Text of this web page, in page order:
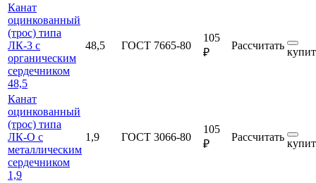
Канат
оцинкованный
(трос) типа
ЛК-3 с
органическим
сердечником
48,5
48,5 ГОСТ 7665-80
105
₽
Рассчитать
Канат
оцинкованный
(трос) типа
ЛК-О с
металлическим
сердечником
1,9
1,9 ГОСТ 3066-80
105
₽
Рассчитать